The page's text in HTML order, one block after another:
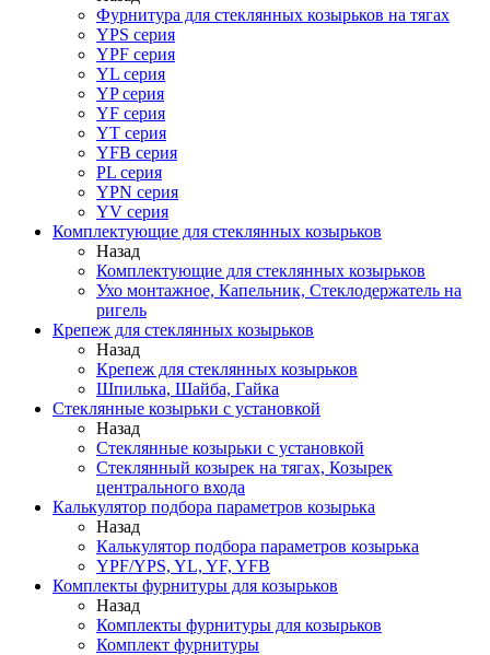
Фурнитура для стеклянных козырьков на тягах
YPS серия
YPF серия
YL серия
YP серия
YF серия
YT серия
YFB серия
PL серия
YPN серия
YV серия
Комплектующие для стеклянных козырьков
Назад
Комплектующие для стеклянных козырьков
Ухо монтажное, Капельник, Стеклодержатель на
ригель
Крепеж для стеклянных козырьков
Назад
Крепеж для стеклянных козырьков
Шпилька, Шайба, Гайка
Стеклянные козырьки с установкой
Назад
Стеклянные козырьки с установкой
Стеклянный козырек на тягах, Козырек
центрального входа
Калькулятор подбора параметров козырька
Назад
Калькулятор подбора параметров козырька
YPF/YPS, YL, YF, YFB
Комплекты фурнитуры для козырьков
Назад
Комплекты фурнитуры для козырьков
Комплект фурнитуры